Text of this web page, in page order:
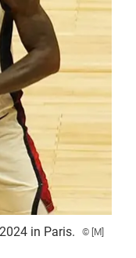
in Paris.
© [M]